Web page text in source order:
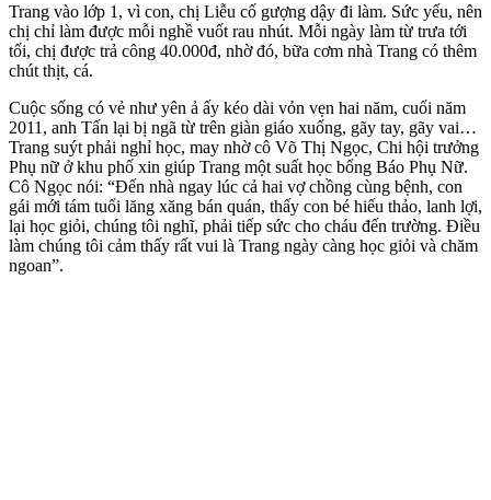
Trang vào lớp 1, vì con, chị Liễu cố gượng dậy đi làm. Sức yếu, nên
chị chỉ làm được mỗi nghề vuốt rau nhút. Mỗi ngày làm từ trưa tới
tối, chị được trả công 40.000đ, nhờ đó, bữa cơm nhà Trang có thêm
chút thịt, cá.
Cuộc sống có vẻ như yên ả ấy kéo dài vỏn vẹn hai năm, cuối năm
2011, anh Tấn lại bị ngã từ trên giàn giáo xuống, gãy tay, gãy vai…
Trang suýt phải nghỉ học, may nhờ cô Võ Thị Ngọc, Chi hội trưởng
Phụ nữ ở khu phố xin giúp Trang một suất học bổng Báo Phụ Nữ.
Cô Ngọc nói: “Đến nhà ngay lúc cả hai vợ chồng cùng bệnh, con
gái mới tám tuổi lăng xăng bán quán, thấy con bé hiếu thảo, lanh lợi,
lại học giỏi, chúng tôi nghĩ, phải tiếp sức cho cháu đến trường. Điều
làm chúng tôi cảm thấy rất vui là Trang ngày càng học giỏi và chăm
ngoan”.